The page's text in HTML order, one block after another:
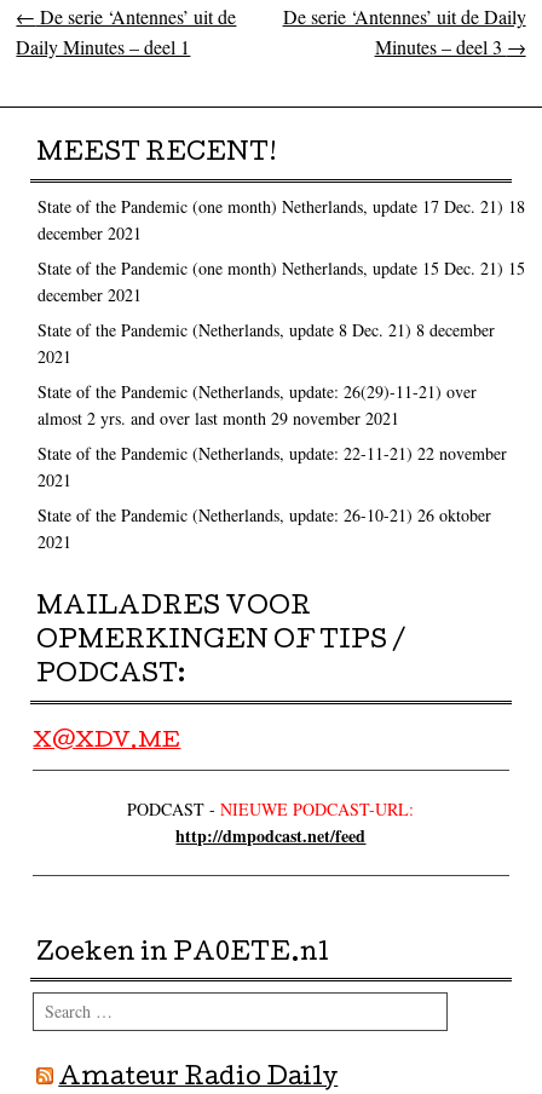
Post navigation
← De serie ‘Antennes’ uit de
Daily Minutes – deel 1
De serie ‘Antennes’ uit de Daily
Minutes – deel 3 →
MEEST RECENT!
State of the Pandemic (one month) Netherlands, update 17 Dec. 21) 18
december 2021
State of the Pandemic (one month) Netherlands, update 15 Dec. 21) 15
december 2021
State of the Pandemic (Netherlands, update 8 Dec. 21) 8 december
2021
State of the Pandemic (Netherlands, update: 26(29)-11-21) over
almost 2 yrs. and over last month 29 november 2021
State of the Pandemic (Netherlands, update: 22-11-21) 22 november
2021
State of the Pandemic (Netherlands, update: 26-10-21) 26 oktober
2021
MAILADRES VOOR
OPMERKINGEN OF TIPS /
PODCAST:
X@XDV.ME
PODCAST -NIEUWE PODCAST-URL:
http://dmpodcast.net/feed
Zoeken in PA0ETE.nl
Search
Amateur Radio Daily